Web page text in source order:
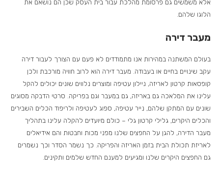
אלא משמשים גם פרסומת מהלכת עבור בית העסק שכן הם נושאם את
הלוגו שלהם.
מעבר דירה
בעולם המשתנה במהירות אנו מתמודדים לא פעם עם הצורך לעבור דירה
עקב שינויים בחיים או בעבודה. מעבר דירה הוא לרוב חוויה מורכבת ולכן
קופסאות קרטון לאריזה, ניילון עטיפה ומוצרים נלווים שונים יכולים להקל
עלינו את המלאכה גם באריזה, גם במעבר וגם בפריקה. סרטי הדבקה מסוגים
שונים עם המתקן שלהם, נייר עטיפה, ספוג לעטיפה ולריפוד הכלים השבירים
והכלים היקרים, גלילי קרטון גלי – כולם מיועדים להקלה עלינו בתהליך
מעבר הדירה, להגן על החפצים שלנו מפני מכות וחבטות והם אידיאלים
לאריזת תכולת הבית בזמן האריזה והפריקה. כך נשמר הסדר וכך נשמרים
גם החפצים היקרים שלנו ומגיעים למענם החדש שלמים ותקינים.